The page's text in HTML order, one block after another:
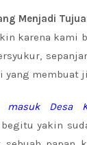
Menjadi
karena kami
yang membuat
Desa
yakin